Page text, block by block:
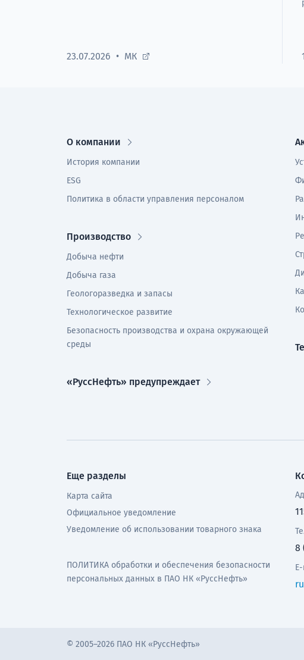
23.07.2026 МК
О компании
История компании
ESG
Политика в области управления персоналом
Производство
Добыча нефти
Добыча газа
Геологоразведка и запасы
Технологическое развитие
Безопасность производства и охрана окружающей
среды
«РуссНефть» предупреждает
8
Еще разделы
Карта сайта
Официальное уведомление
Уведомление об использовании товарного знака
ПОЛИТИКА обработки и обеспечения безопасности
персональных данных в ПАО НК «РуссНефть»
© 2005–2026 ПАО НК «РуссНефть»